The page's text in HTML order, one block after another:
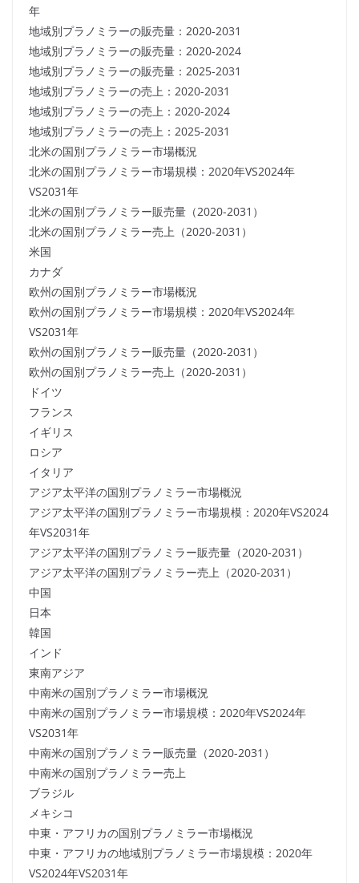
年
地域別プラノミラーの販売量：2020-2031
地域別プラノミラーの販売量：2020-2024
地域別プラノミラーの販売量：2025-2031
地域別プラノミラーの売上：2020-2031
地域別プラノミラーの売上：2020-2024
地域別プラノミラーの売上：2025-2031
北米の国別プラノミラー市場概況
北米の国別プラノミラー市場規模：2020年VS2024年
VS2031年
北米の国別プラノミラー販売量（2020-2031）
北米の国別プラノミラー売上（2020-2031）
米国
カナダ
欧州の国別プラノミラー市場概況
欧州の国別プラノミラー市場規模：2020年VS2024年
VS2031年
欧州の国別プラノミラー販売量（2020-2031）
欧州の国別プラノミラー売上（2020-2031）
ドイツ
フランス
イギリス
ロシア
イタリア
アジア太平洋の国別プラノミラー市場概況
アジア太平洋の国別プラノミラー市場規模：2020年VS2024
年VS2031年
アジア太平洋の国別プラノミラー販売量（2020-2031）
アジア太平洋の国別プラノミラー売上（2020-2031）
中国
日本
韓国
インド
東南アジア
中南米の国別プラノミラー市場概況
中南米の国別プラノミラー市場規模：2020年VS2024年
VS2031年
中南米の国別プラノミラー販売量（2020-2031）
中南米の国別プラノミラー売上
ブラジル
メキシコ
中東・アフリカの国別プラノミラー市場概況
中東・アフリカの地域別プラノミラー市場規模：2020年
VS2024年VS2031年